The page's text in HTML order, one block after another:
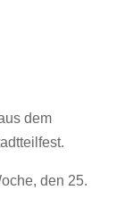
dem
den 25.